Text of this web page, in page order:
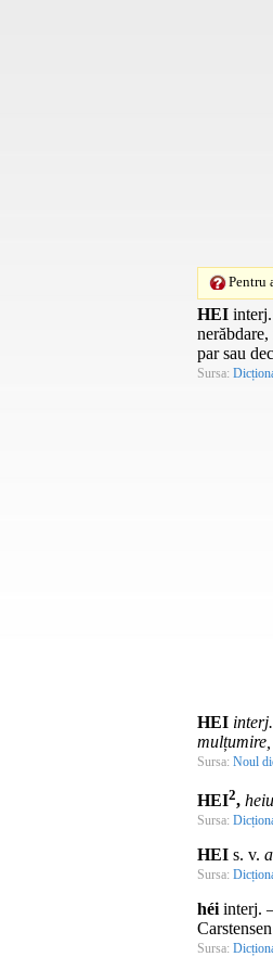
Pentru
HEI interj.
par sau
Sursa:
HEI interj.
Sursa: Noul
HEI2,
Sursa:
HEI s. v.
Sursa:
héi interj.
Sursa: